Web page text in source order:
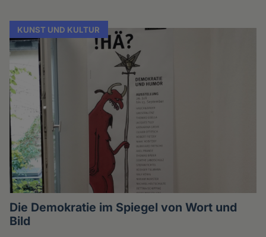
KUNST UND KULTUR
Die Demokratie im Spiegel von Wort und
Bild